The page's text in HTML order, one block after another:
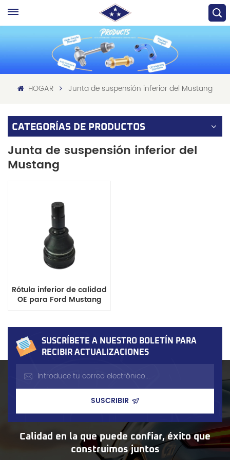
HOGAR Junta de suspensión inferior del Mustang
CATEGORÍAS DE PRODUCTOS
Junta de suspensión inferior del
Mustang
Rótula inferior de calidad
OE para Ford Mustang
SUSCRÍBETE A NUESTRO BOLETÍN PARA
RECIBIR ACTUALIZACIONES
Calidad en la que puede confiar, éxito que
construimos juntos